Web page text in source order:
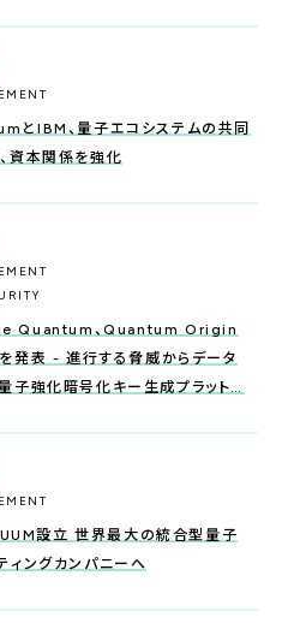
とIBM、量子エコシステムの共同
資本関係を強化
Quantum、Quantum Origin
発表 - 進行する脅威からデータ
子強化暗号化キー生成プラットフ
設立 世界最大の統合型量子
ィングカンパニーへ